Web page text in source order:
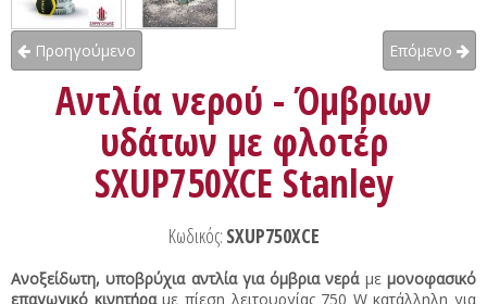
Προηγούμενο Επόμενο
Αντλία νερού - Όμβριων
υδάτων με φλοτέρ
SXUP750XCE Stanley
Κωδικός: SXUP750XCE
Ανοξείδωτη, υποβρύχια αντλία για όμβρια νερά μεμονοφασικό
επαγωγικό κινητήραμε πίεση λειτουργίας 750 W κατάλληλη για